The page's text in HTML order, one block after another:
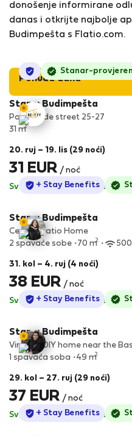
donošenje informirane
danas i otkrijte najbolje
Budimpešta s Flatio.com.
Ponuda dana
StayProtection
Stanar-
Stan u Budimpešta
Paulay Ede street 25-27
31 m2
20. ruj – 19. lis (29 noći)
31 EUR / noć
Svi sadržaji uključeni·Bez
StayProtection
+ Stay Benefits
Stan u Budimpešta
Central Patio Home
2 spavaće sobe
70 m2
31. kol – 4. ruj (4 noći)
38 EUR / noć
Svi sadržaji uključeni·Bez
StayProtection
+ Stay Benefits
Stan u Budimpešta
Vintage DIY home near the
1 spavaća soba
49 m2
29. kol – 27. ruj (29 noći)
37 EUR / noć
Svi sadržaji uključeni·Bez
StayProtection
+ Stay Benefits